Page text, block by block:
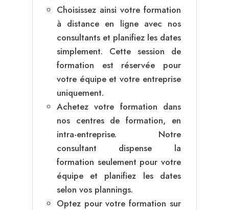
Choisissez ainsi votre formation
à distance en ligne avec nos
consultants et planifiez les dates
simplement. Cette session de
formation est réservée pour
votre équipe et votre entreprise
uniquement.
Achetez votre formation dans
nos centres de formation, en
intra-entreprise. Notre
consultant dispense la
formation seulement pour votre
équipe et planifiez les dates
selon vos plannings.
Optez pour votre formation sur